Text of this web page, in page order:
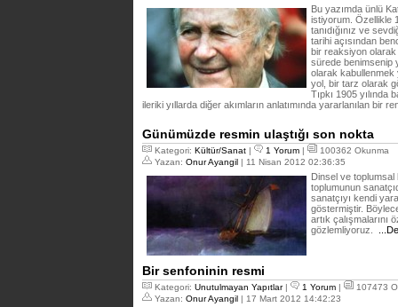
Bu yazımda ünlü
istiyorum. Özellikle
tanıdığınız ve
tarihi açısından
bir reaksiyon olarak
sürede benimsenip
olarak kabullenmek
yol, bir tarz olarak
Tıpkı 1905 yılında
ileriki yıllarda diğer akımların anlatımında yararlanılan bir
Günümüzde resmin ulaştığı son nokta
Kategori: Kültür/Sanat | 1 Yorum |
100362 Okunma
Yazan: Onur Ayangil | 11 Nisan 2012 02:36:35
Dinsel ve toplumsal
toplumunun
sanatçıyı kendi
göstermiştir.
artık çalışmalarını
gözlemliyoruz.
Bir senfoninin resmi
Kategori: Unutulmayan Yapıtlar| 1 Yorum |
107473
Yazan: Onur Ayangil | 17 Mart 2012 14:42:23